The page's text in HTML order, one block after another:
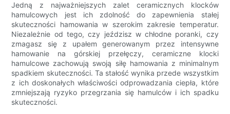
Jedną z najważniejszych zalet ceramicznych klocków
hamulcowych jest ich zdolność do zapewnienia stałej
skuteczności hamowania w szerokim zakresie temperatur.
Niezależnie od tego, czy jeździsz w chłodne poranki, czy
zmagasz się z upałem generowanym przez intensywne
hamowanie na górskiej przełęczy, ceramiczne klocki
hamulcowe zachowują swoją siłę hamowania z minimalnym
spadkiem skuteczności. Ta stałość wynika przede wszystkim
z ich doskonałych właściwości odprowadzania ciepła, które
zmniejszają ryzyko przegrzania się hamulców i ich spadku
skuteczności.